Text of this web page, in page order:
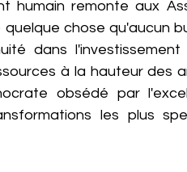
humain remonte aux
chose qu'aucun
dans
à la hauteur des
obsédé par
les plus